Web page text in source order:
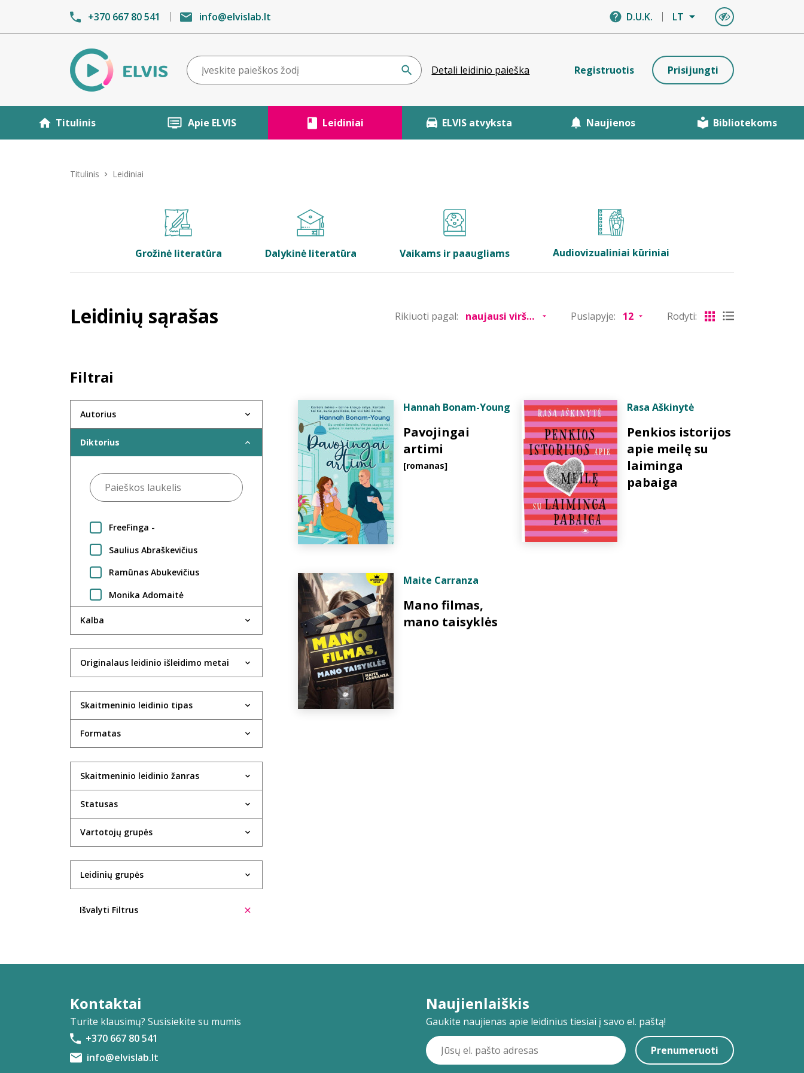
+370 667 80 541 info@elvislab.lt D.U.K. LT
Detali leidinio paieška Registruotis Prisijungti
Titulinis Apie ELVIS Leidiniai ELVIS atvyksta Naujienos Bibliotekoms
Titulinis Leidiniai
Grožinė literatūra Dalykinė literatūra Vaikams ir paaugliams Audiovizualiniai kūriniai
Leidinių sąrašas Rikiuoti pagal: Puslapyje: Rodyti:
Filtrai
Autorius
Diktorius
FreeFinga -
Saulius Abraškevičius
Ramūnas Abukevičius
Monika Adomaitė
Jūratė Adomaitytė
Violeta Agejeva
Rima Aidietė
UAB Aktida
Robertas Aleksaitis
Evelina Aleliūnienė
Rasa Alenskaitė
Kristin Allison
Trinidad López Álvarez
Ūla Ambrasaitė
Ieva Andrijauskaitė
Ignas Andriukevičius
Šarūnė Andriuškevičiūtė
Aleksas Anikinas
Kalba
Originalaus leidinio išleidimo metai
Skaitmeninio leidinio tipas
Formatas
Skaitmeninio leidinio žanras
Statusas
Vartotojų grupės
Leidinių grupės
Išvalyti Filtrus
Hannah Bonam-Young
Pavojingai
artimi
[romanas]
Rasa Aškinytė
Penkios istorijos
apie meilę su
laiminga
pabaiga
Maite Carranza
Mano filmas,
mano taisyklės
Kontaktai
Turite klausimų? Susisiekite su mumis
+370 667 80 541
info@elvislab.lt
Naujienlaiškis
Gaukite naujienas apie leidinius tiesiai į savo el. paštą!
Prenumeruoti